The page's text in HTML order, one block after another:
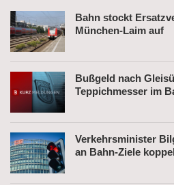
Bahn stockt
München-Laim auf
Bußgeld nach
Teppichmesser im
Verkehrsminister
an Bahn-Ziele